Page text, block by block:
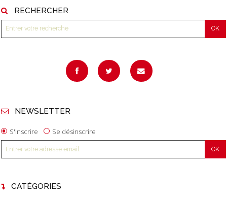
RECHERCHER
NEWSLETTER
S'inscrire Se désinscrire
CATÉGORIES